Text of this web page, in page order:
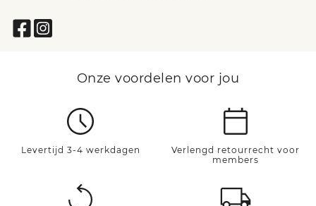
Onze voordelen voor jou
Levertijd 3-4 werkdagen
Verlengd retourrecht voor
members